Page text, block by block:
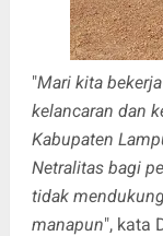
"Mari kita
kelancaran dan
Kabupaten
Netralitas bagi
tidak
manapun", kata